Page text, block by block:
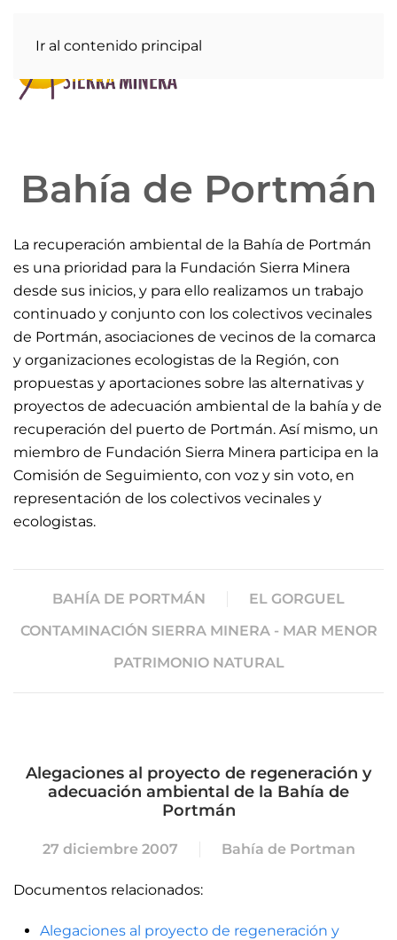
Ir al contenido principal
Bahía de Portmán
La recuperación ambiental de la Bahía de Portmán
es una prioridad para la Fundación Sierra Minera
desde sus inicios, y para ello realizamos un trabajo
continuado y conjunto con los colectivos vecinales
de Portmán, asociaciones de vecinos de la comarca
y organizaciones ecologistas de la Región, con
propuestas y aportaciones sobre las alternativas y
proyectos de adecuación ambiental de la bahía y de
recuperación del puerto de Portmán. Así mismo, un
miembro de Fundación Sierra Minera participa en la
Comisión de Seguimiento, con voz y sin voto, en
representación de los colectivos vecinales y
ecologistas.
BAHÍA DE PORTMÁN
EL GORGUEL
CONTAMINACIÓN SIERRA MINERA - MAR MENOR
PATRIMONIO NATURAL
Alegaciones al proyecto de regeneración y
adecuación ambiental de la Bahía de
Portmán
27 diciembre 2007 Bahía de Portman
Documentos relacionados:
Alegaciones al proyecto de regeneración y